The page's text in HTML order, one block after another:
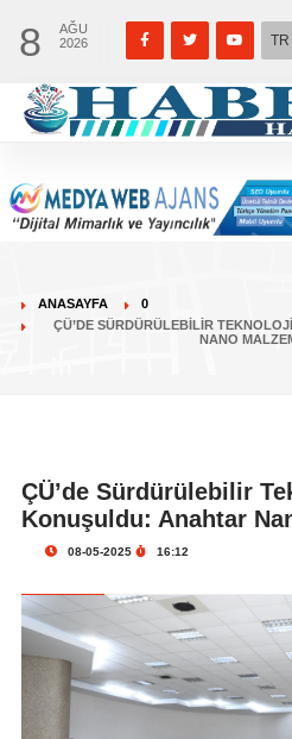
8
AĞU
2026
TR
ANASAYFA
0
ÇÜ’DE SÜRDÜRÜLEBILIR
NANO
ÇÜ’de Sürdürülebilir
Konuşuldu: Anahtar
08-05-2025 16:12